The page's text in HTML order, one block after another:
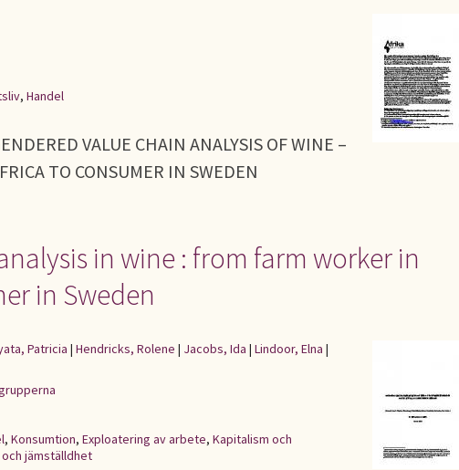
, Handel
VALUE CHAIN ANALYSIS OF WINE –
TO CONSUMER IN SWEDEN
in wine : from farm worker in
in Sweden
Patricia | Hendricks, Rolene | Jacobs, Ida | Lindoor, Elna |
, Konsumtion, Exploatering av arbete, Kapitalism och
och jämställdhet